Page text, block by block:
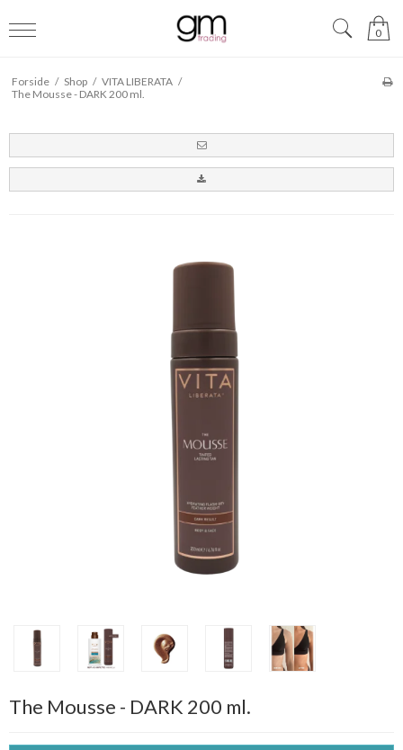
0
Forside / Shop / VITA LIBERATA /
The Mousse - DARK 200 ml.
The Mousse - DARK 200 ml.